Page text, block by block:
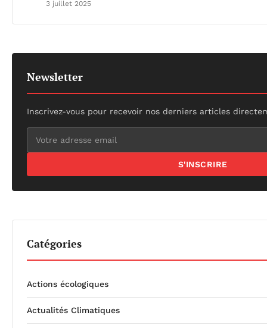
3 juillet 2025
Newsletter
Inscrivez-vous pour recevoir nos derniers articles
S'INSCRIRE
Catégories
Actions écologiques
Actualités Climatiques